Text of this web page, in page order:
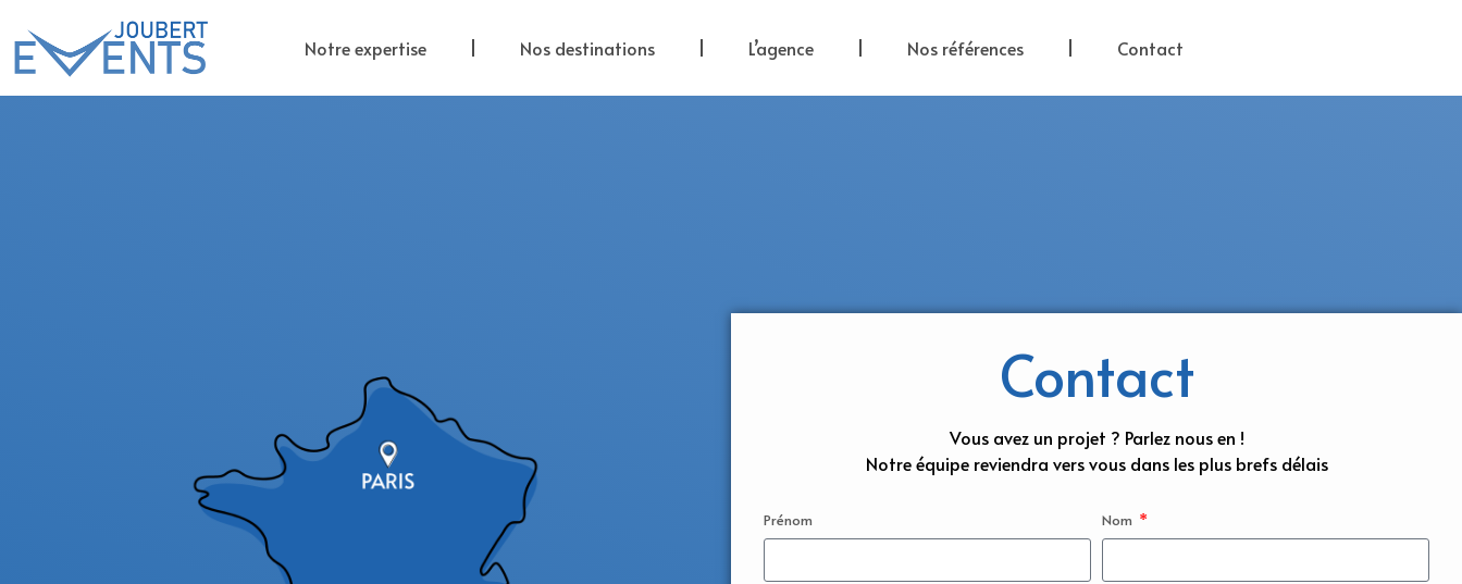
Notre expertise Nos destinations L’agence Nos références Contact
Contact
Vous avez un projet ? Parlez nous en !
Notre équipe reviendra vers vous dans les plus brefs délais
Prénom Nom